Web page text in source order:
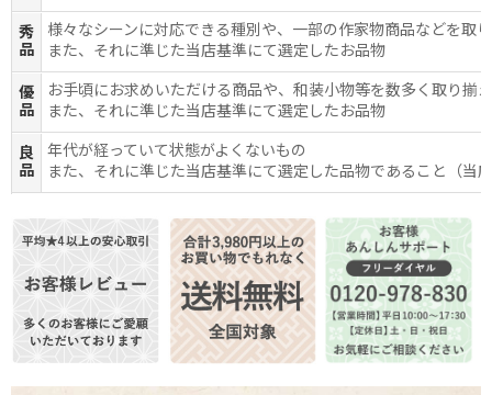
秀
品
様々なシーンに対応できる種別や、一部の作家物商品などを取
また、それに準じた当店基準にて選定したお品物
優
品
お手頃にお求めいただける商品や、和装小物等を数多く取り揃
また、それに準じた当店基準にて選定したお品物
良
品
年代が経っていて状態がよくないもの
また、それに準じた当店基準にて選定した品物であること（当